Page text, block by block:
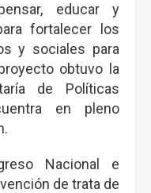
educar y
fortalecer los
y sociales para
obtuvo la
de Políticas
en pleno
Nacional e
de trata de